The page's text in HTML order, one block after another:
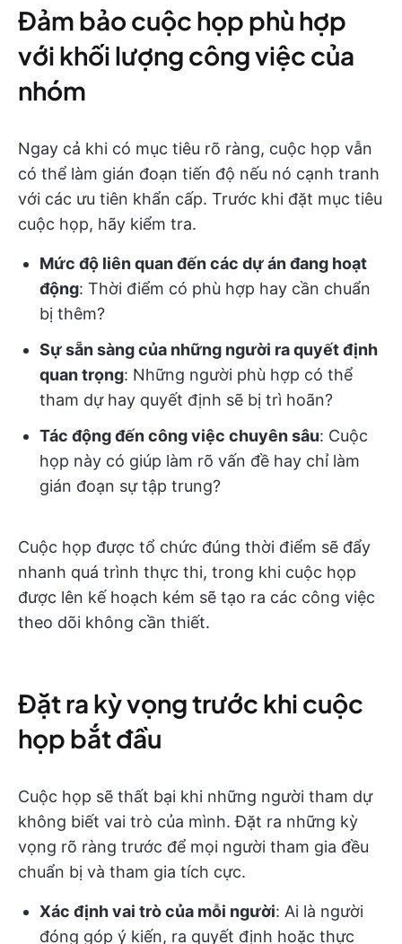
Đảm bảo cuộc họp phù hợp
với khối lượng công việc của
nhóm
Ngay cả khi có mục tiêu rõ ràng, cuộc họp vẫn
có thể làm gián đoạn tiến độ nếu nó cạnh tranh
với các ưu tiên khẩn cấp. Trước khi đặt mục tiêu
cuộc họp, hãy kiểm tra.
Mức độ liên quan đến các dự án đang hoạt
động: Thời điểm có phù hợp hay cần chuẩn
bị thêm?
Sự sẵn sàng của những người ra quyết định
quan trọng: Những người phù hợp có thể
tham dự hay quyết định sẽ bị trì hoãn?
Tác động đến công việc chuyên sâu: Cuộc
họp này có giúp làm rõ vấn đề hay chỉ làm
gián đoạn sự tập trung?
Cuộc họp được tổ chức đúng thời điểm sẽ đẩy
nhanh quá trình thực thi, trong khi cuộc họp
được lên kế hoạch kém sẽ tạo ra các công việc
theo dõi không cần thiết.
Đặt ra kỳ vọng trước khi cuộc
họp bắt đầu
Cuộc họp sẽ thất bại khi những người tham dự
không biết vai trò của mình. Đặt ra những kỳ
vọng rõ ràng trước để mọi người tham gia đều
chuẩn bị và tham gia tích cực.
Xác định vai trò của mỗi người: Ai là người
đóng góp ý kiến, ra quyết định hoặc thực